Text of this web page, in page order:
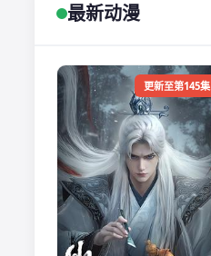
最新动漫
更新至第145集